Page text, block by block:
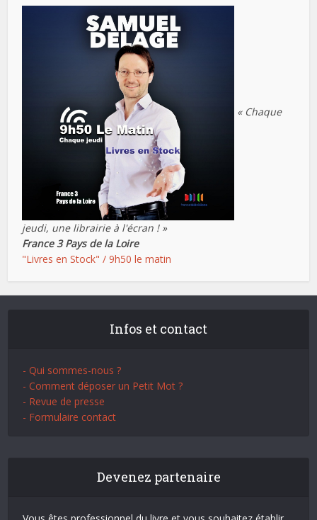
« Chaque
jeudi, une librairie à l'écran ! »
France 3 Pays de la Loire
"Livres en Stock" / 9h50 le matin
Infos et contact
- Qui sommes-nous ?
- Comment déposer un Petit Mot ?
- Revue de presse
- Formulaire contact
Devenez partenaire